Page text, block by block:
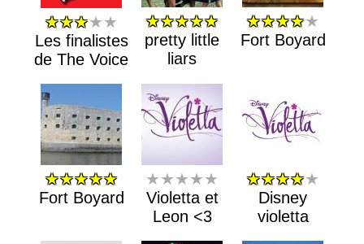
★★★★★
Les finalistes
de The Voice
★★★★★
pretty little
liars
★★★★★
Fort Boyard
★★★★★
Fort Boyard
★★★★★
Violetta et
Leon <3
★★★★★
Disney
violetta